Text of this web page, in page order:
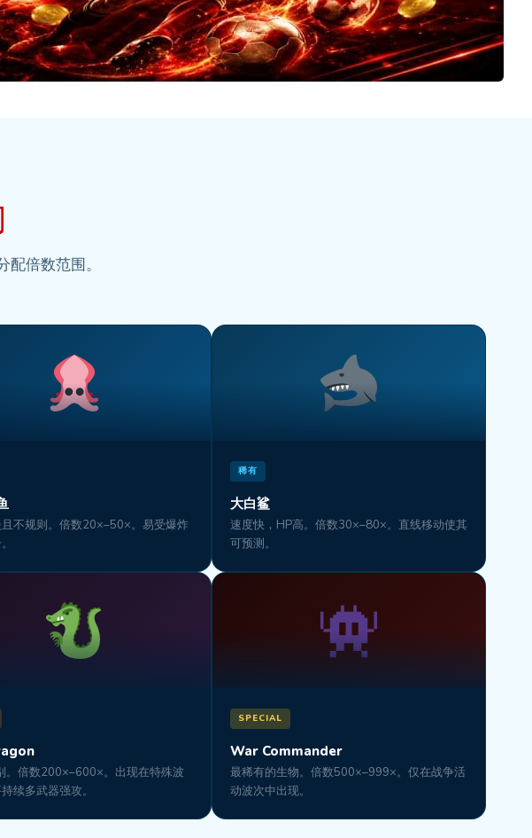
倍数范围。
不规则。倍数20×–50×。易受爆炸
稀有
大白鲨
速度快，HP高。倍数30×–80×。直线移动使其
可预测。
。倍数200×–600×。出现在特殊波
续多武器强攻。
SPECIAL
War Commander
最稀有的生物。倍数500×–999×。仅在战争活
动波次中出现。